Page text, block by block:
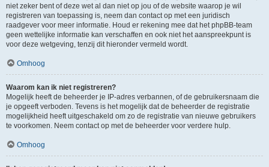
niet zeker bent of deze wet al dan niet op jou of de website waarop je wil
registreren van toepassing is, neem dan contact op met een juridisch
raadgever voor meer informatie. Houd er rekening mee dat het phpBB-team
geen wettelijke informatie kan verschaffen en ook niet het aanspreekpunt is
voor deze wetgeving, tenzij dit hieronder vermeld wordt.
Omhoog
Waarom kan ik niet registreren?
Mogelijk heeft de beheerder je IP-adres verbannen, of de gebruikersnaam die
je opgeeft verboden. Tevens is het mogelijk dat de beheerder de registratie
mogelijkheid heeft uitgeschakeld om zo de registratie van nieuwe gebruikers
te voorkomen. Neem contact op met de beheerder voor verdere hulp.
Omhoog